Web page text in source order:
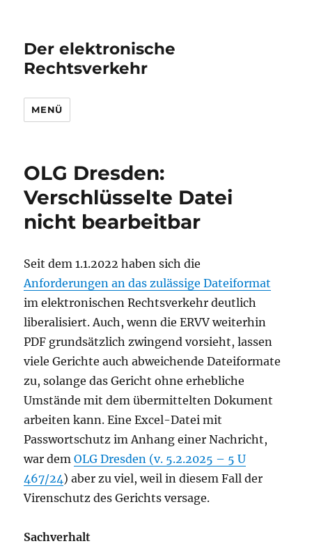
Der elektronische
Rechtsverkehr
MENÜ
OLG Dresden:
Verschlüsselte Datei
nicht bearbeitbar
Seit dem 1.1.2022 haben sich die
Anforderungen an das zulässige Dateiformat
im elektronischen Rechtsverkehr deutlich
liberalisiert. Auch, wenn die ERVV weiterhin
PDF grundsätzlich zwingend vorsieht, lassen
viele Gerichte auch abweichende Dateiformate
zu, solange das Gericht ohne erhebliche
Umstände mit dem übermittelten Dokument
arbeiten kann. Eine Excel-Datei mit
Passwortschutz im Anhang einer Nachricht,
war demOLG Dresden (v. 5.2.2025 – 5 U
467/24) aber zu viel, weil in diesem Fall der
Virenschutz des Gerichts versage.
Sachverhalt